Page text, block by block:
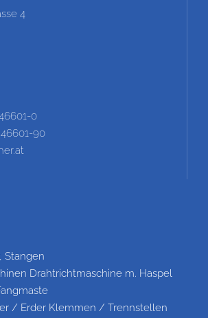
4
0
46601-90
Stangen
Drahtrichtmaschine m. Haspel
/ Erder Klemmen / Trennstellen